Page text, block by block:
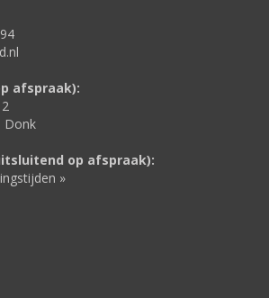
afspraak):
Donk
op afspraak):
»